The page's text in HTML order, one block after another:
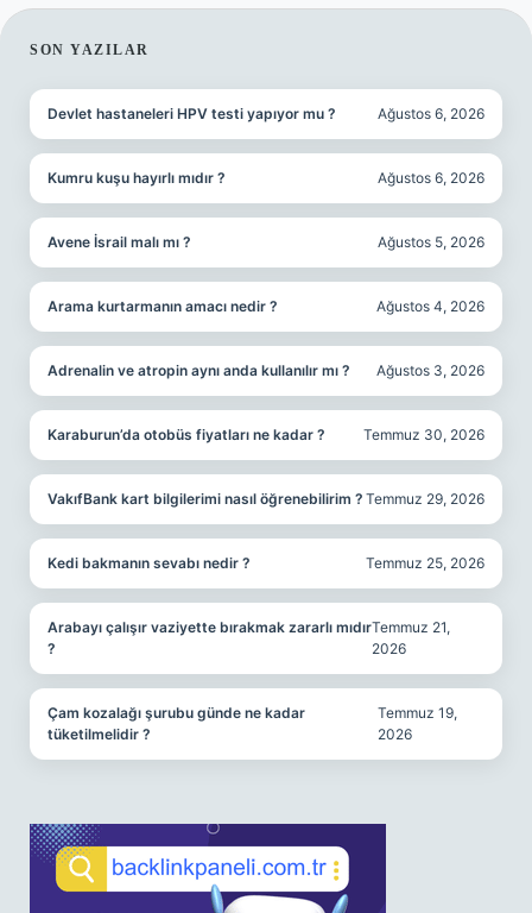
SIDEBAR
SON YAZILAR
Devlet hastaneleri HPV testi yapıyor mu ? Ağustos 6, 2026
Kumru kuşu hayırlı mıdır ? Ağustos 6, 2026
Avene İsrail malı mı ? Ağustos 5, 2026
Arama kurtarmanın amacı nedir ? Ağustos 4, 2026
Adrenalin ve atropin aynı anda kullanılır mı ? Ağustos 3, 2026
Karaburun’da otobüs fiyatları ne kadar ? Temmuz 30, 2026
VakıfBank kart bilgilerimi nasıl öğrenebilirim ? Temmuz 29, 2026
Kedi bakmanın sevabı nedir ? Temmuz 25, 2026
Arabayı çalışır vaziyette bırakmak zararlı mıdır
?
Temmuz 21,
2026
Çam kozalağı şurubu günde ne kadar
tüketilmelidir ?
Temmuz 19,
2026